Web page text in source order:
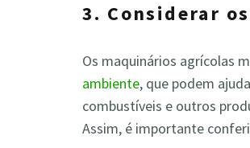
3. Considerar
Os maquinários agrícolas
ambiente, que podem
combustíveis e outros
Assim, é importante